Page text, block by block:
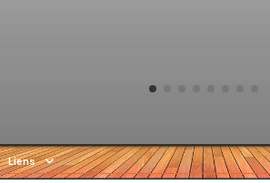
Liens